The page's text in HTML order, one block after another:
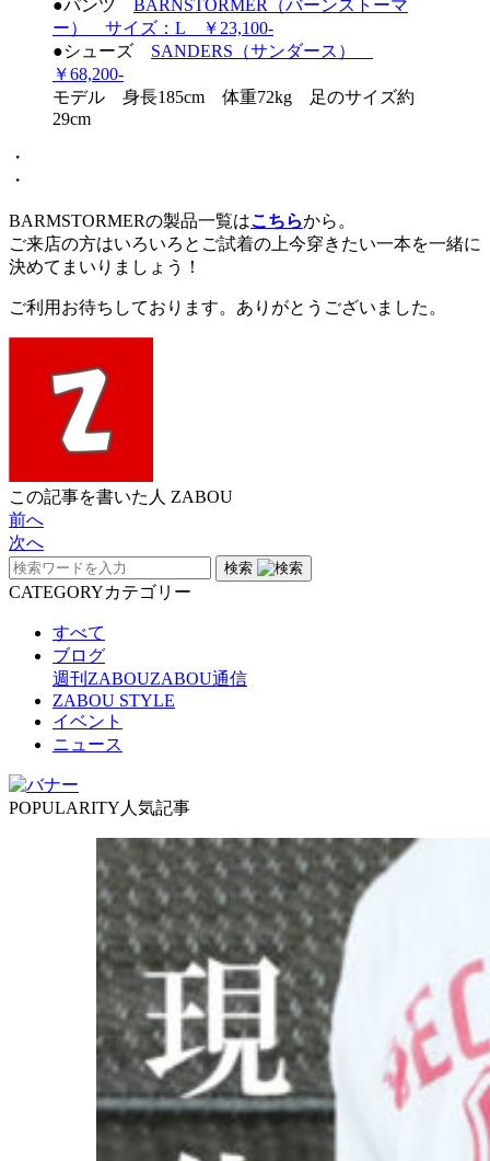
●パンツ
BARNSTORMER（バーンストーマ
ー） サイズ：L ￥23,100-
●シューズ SANDERS（サンダース）
￥68,200-
モデル 身長185cm 体重72kg 足のサイズ約
29cm
・
・
BARMSTORMERの製品一覧はこちらから。
ご来店の方はいろいろとご試着の上今穿きたい一本を一緒に
決めてまいりましょう！
ご利用お待ちしております。ありがとうございました。
この記事を書いた人 ZABOU
前へ
次へ
検索
CATEGORYカテゴリー
すべて
ブログ
週刊ZABOUZABOU通信
ZABOU STYLE
イベント
ニュース
POPULARITY 人気記事